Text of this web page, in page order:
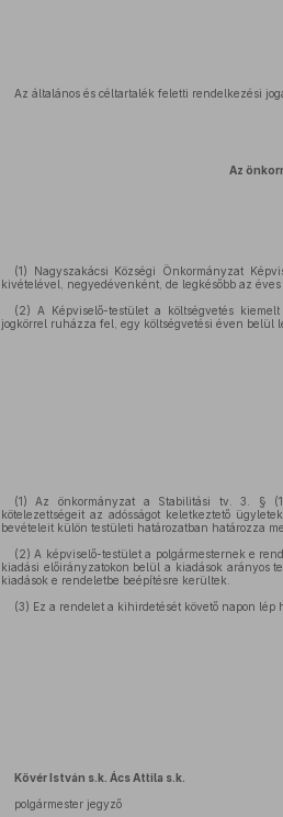
Az általános és céltartalék feletti rendelkezési
Az
(1) Nagyszakácsi Községi Önkormányzat
kivételével, negyedévenként, de legkésőbb az
(2) A Képviselő-testület a költségvetés
jogkörrel ruházza fel, egy költségvetési éven belül
(1) Az önkormányzat a Stabilitási tv. 3. §
kötelezettségeit az adósságot keletkeztető
bevételeit külön testületi határozatban határozza
(2) A képviselő-testület a polgármesternek e
kiadási előirányzatokon belül a kiadások arányos
kiadások e rendeletbe beépítésre kerültek.
(3) Ez a rendelet a kihirdetését követő napon
Kövér István s.k. Ács Attila s.k.
polgármester jegyző